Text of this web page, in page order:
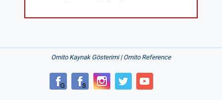
Ornito Kaynak Gösterimi | Ornito Reference